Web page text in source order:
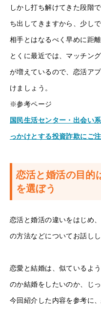
しかし打ち解けてきた段階
ち出してきますから、少し
相手とはなるべく早めに距
とくに最近では、マッチン
が増えているので、恋活ア
けましょう。
※参考ページ
国民生活センター・出会い
っかけとする投資詐欺にご
恋活と婚活の目的
を選ぼう
恋活と婚活の違いをはじめ
の方法などについてお話しし
恋愛と結婚は、似ているよ
のか結婚をしたいのか、じ
今回紹介した内容を参考に